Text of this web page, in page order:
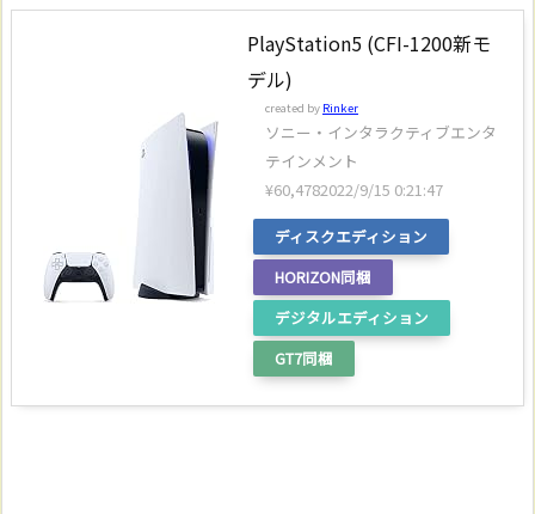
PlayStation5 (CFI-1200新モ
デル)
created by Rinker
ソニー・インタラクティブエンタ
テインメント
¥60,4782022/9/15 0:21:47
ディスクエディション
HORIZON同梱
デジタルエディション
GT7同梱